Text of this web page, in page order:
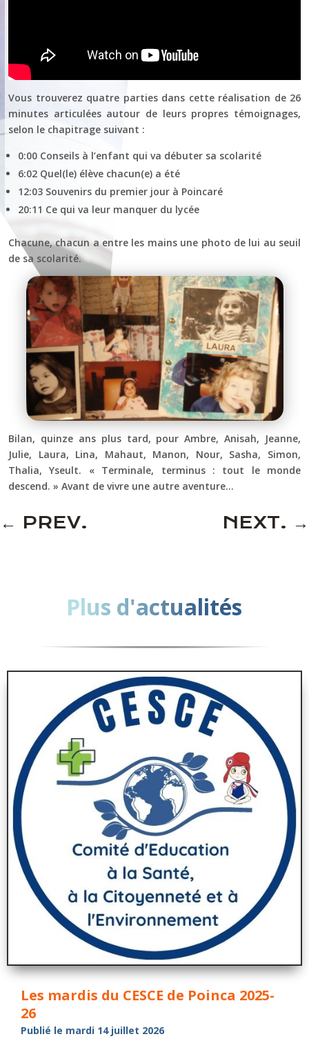
Vous trouverez quatre parties dans cette réalisation de 26
minutes articulées autour de leurs propres témoignages,
selon le chapitrage suivant :
0:00 Conseils à l’enfant qui va débuter sa scolarité
6:02 Quel(le) élève chacun(e) a été
12:03 Souvenirs du premier jour à Poincaré
20:11 Ce qui va leur manquer du lycée
Chacune, chacun a entre les mains une photo de lui au seuil
de sa scolarité.
Bilan, quinze ans plus tard, pour Ambre, Anisah, Jeanne,
Julie, Laura, Lina, Mahaut, Manon, Nour, Sasha, Simon,
Thalia, Yseult. « Terminale, terminus : tout le monde
descend. » Avant de vivre une autre aventure…
← PREV. NEXT. →
Plus d'actualités
Les mardis du CESCE de Poinca 2025-
26
Publié le mardi 14 juillet 2026